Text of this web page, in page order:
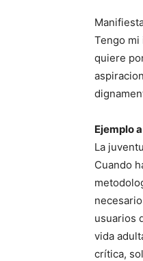
Tengo mi
quiere
Ejemplo
La
Cuando
usuarios
vida
crítica,